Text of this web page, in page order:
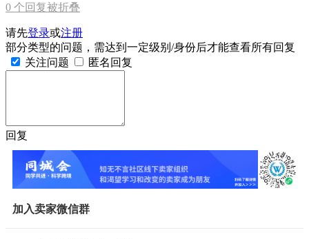
0 个回复被折叠
请先登录或注册
部分类型的问题，需达到一定级别/身份后才能查看所有回复
关注问题
匿名回复
回复
加入卖家微信群